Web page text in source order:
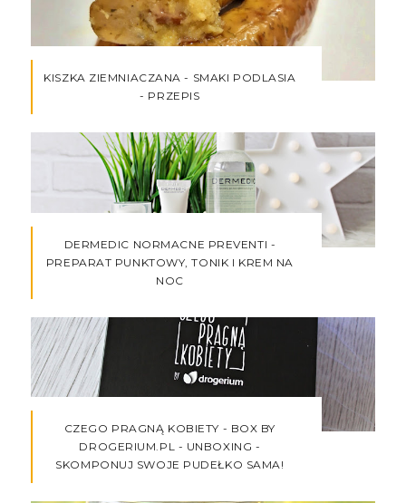
KISZKA ZIEMNIACZANA - SMAKI PODLASIA
- PRZEPIS
DERMEDIC NORMACNE PREVENTI -
PREPARAT PUNKTOWY, TONIK I KREM NA
NOC
CZEGO PRAGNĄ KOBIETY - BOX BY
DROGERIUM.PL - UNBOXING -
SKOMPONUJ SWOJE PUDEŁKO SAMA!